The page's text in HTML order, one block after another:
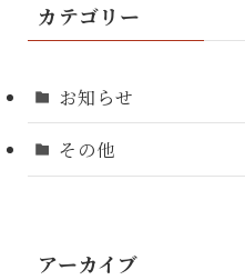
カテゴリー
お知らせ
その他
アーカイブ